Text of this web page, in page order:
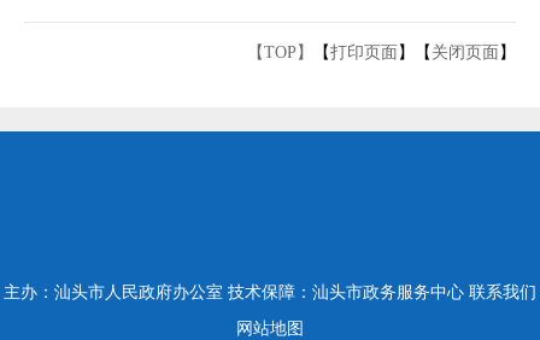
【TOP】 【打印页面 】【 关闭页面 】
主办：汕头市人民政府办公室 技术保障：汕头市政务服务中心 联系我们
网站地图